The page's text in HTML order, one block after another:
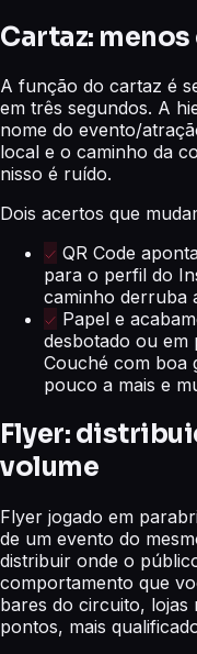
Cartaz: menos
A função do cartaz é
em três segundos. A
nome do evento/
local e o caminho da
nisso é ruído.
Dois acertos que
QR Code
para o perfil do
caminho derruba
Papel e
desbotado ou em
Couché com boa
pouco a mais e
Flyer:
volume
Flyer jogado em
de um evento do
distribuir onde o
comportamento que
bares do circuito, lojas
pontos, mais